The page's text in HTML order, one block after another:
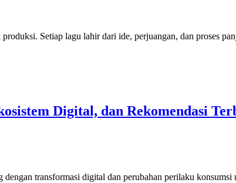
Setiap lagu lahir dari ide, perjuangan, dan proses
Digital, dan Rekomendasi
transformasi digital dan perubahan perilaku